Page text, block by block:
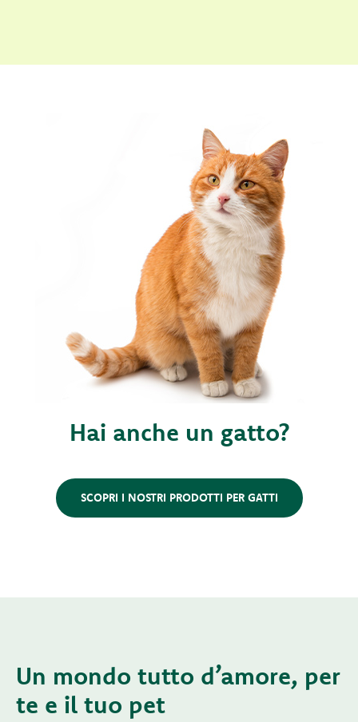
Hai anche un gatto?
SCOPRI I NOSTRI PRODOTTI PER GATTI
Un mondo tutto d’amore, per
te e il tuo pet